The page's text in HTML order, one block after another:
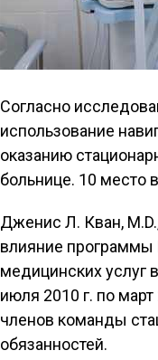
Согласно
использование
оказанию
больнице. 10 место
Дженис Л. Кван,
влияние
медицинских услуг
июля 2010 г. по
членов команды
обязанностей.